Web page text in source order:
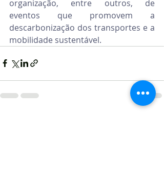
organização, entre outros, de
eventos que promovem a
descarbonização dos transportes e a
mobilidade sustentável.